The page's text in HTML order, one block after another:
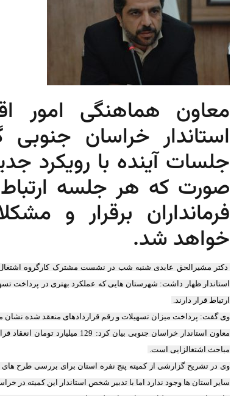
معاون هماهنگی امور
استاندار خراسان
جلسات آینده با رویکرد
صورت که هر جلسه ارتباط
فرمانداران برقرار و
خواهد شد.
دکتر مشیرالحق عابدی شنبه شب در نشست مشترک کارگروه
استاندار ظهار داشت: شهرستان هایی که عملکرد بهتری در پرداخت
ارتباط قرار دارند.
وی گفت: پرداخت میزان تسهیلات و رقم قراردادهای منعقد شده نشان
معاون استاندار خراسان جنوبی
مباحث اشتغالزایی است.
وی در تشریح گزارشی از کمیته پنج نفره استان برای بررسی طرح
سایر استان ها وجود ندارد اما با تدبیر شخص استاندار این کمیته در